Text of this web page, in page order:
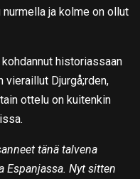
ja kolme on ollut
historiassaan
vieraillut Djurgå;rden,
ottelu on kuitenkin
tänä talvena
Espanjassa. Nyt sitten